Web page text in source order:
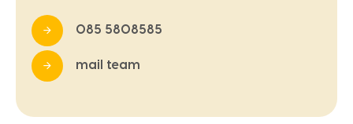
085 5808585
mail team